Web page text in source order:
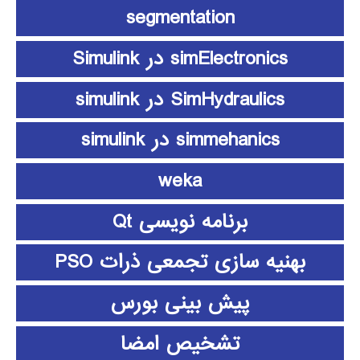
segmentation
simElectronics در Simulink
SimHydraulics در simulink
simmehanics در simulink
weka
برنامه نویسی Qt
بهنیه سازی تجمعی ذرات PSO
پیش بینی بورس
تشخیص امضا